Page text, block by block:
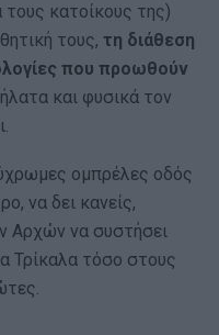
τους κατοίκους της)
τους, τη διάθεση
που προωθούν
και φυσικά τον
ομπρέλες οδός
να δει κανείς,
Αρχών να συστήσει
Τρίκαλα τόσο στους